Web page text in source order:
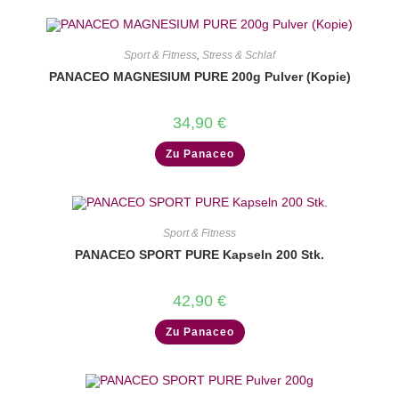
Sport & Fitness, Stress & Schlaf
PANACEO MAGNESIUM PURE 200g Pulver (Kopie)
34,90 €
Zu Panaceo
Sport & Fitness
PANACEO SPORT PURE Kapseln 200 Stk.
42,90 €
Zu Panaceo